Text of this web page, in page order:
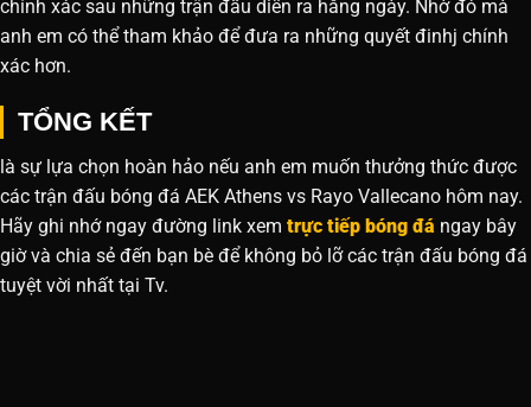
chính xác sau những trận đấu diễn ra hằng ngày. Nhờ đó mà
anh em có thể tham khảo để đưa ra những quyết đinhj chính
xác hơn.
TỔNG KẾT
là sự lựa chọn hoàn hảo nếu anh em muốn thưởng thức được
các trận đấu bóng đá AEK Athens vs Rayo Vallecano hôm nay.
Hãy ghi nhớ ngay đường link xem trực tiếp bóng đá ngay bây
giờ và chia sẻ đến bạn bè để không bỏ lỡ các trận đấu bóng đá
tuyệt vời nhất tại Tv.